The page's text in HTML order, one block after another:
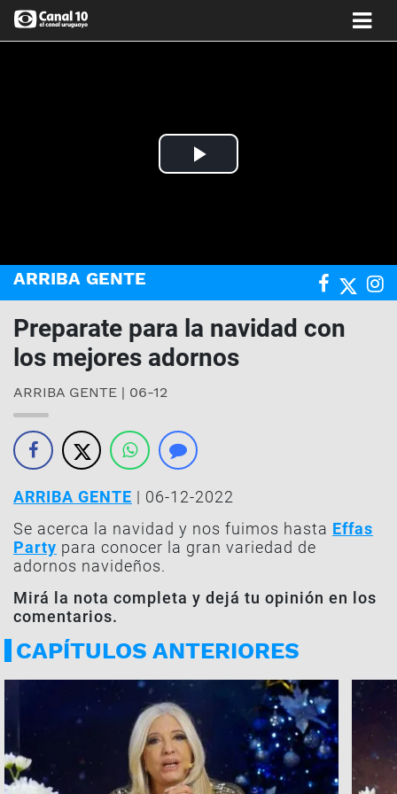
Play
ARRIBA GENTE
Preparate para la navidad con
los mejores adornos
ARRIBA GENTE | 06-12
ARRIBA GENTE | 06-12-2022
Se acerca la navidad y nos fuimos hasta Effas
Party para conocer la gran variedad de
adornos navideños.
Mirá la nota completa y dejá tu opinión en los
comentarios.
CAPÍTULOS ANTERIORES